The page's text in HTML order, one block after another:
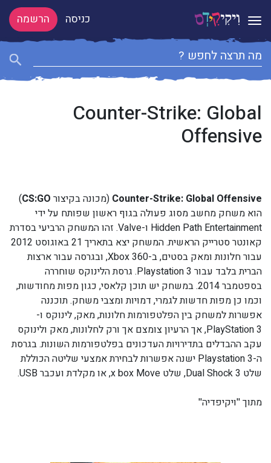
Toggle navigation כניסה הרשמה
Counter-Strike: Global
Offensive
Counter-Strike: Global Offensive (מכונה בקיצור CS:GO
)
הוא משחק מחשב מסוג פעולה בגוף ראשון שפותח על ידי
Hidden Path Entertainment ו-Valve. זהו המשחק הרביעי בסדרת
קאונטר סטרייק הראשית. המשחק יצא בתאריך 21 באוגוסט 2012
עבור חלונות ומאק בסטים, ב-Xbox 360, ובגרסה עבור ארצות
הברית בלבד עבור Playstation 3. גרסת הלינוקס שוחררה
בספטמבר 2014. במשחק יש תוכן קלאסי, כגון מפות מחודשות,
וכמו כן מפות חדשות לגמרי, דמויות ומצבי משחק. תוכננה
אפשרות למשחק בין הפלטפורמות חלונות, מאק, לינוקס ו-
PlayStation 3, אך הרעיון צומצם אך ורק לחלונות, מאק ולינוקס
עקב ההבדלים בתדירויות העדכונים בפלטפורמות השונות. בגרסת
ה-Playstation 3 ישנה אפשרות לבחירת אמצעי שליטה הכוללת
שלט Dual Shock 3, שלט x box Move, או מקלדת ועכבר USB.
מתוך ''ויקיפדיה''